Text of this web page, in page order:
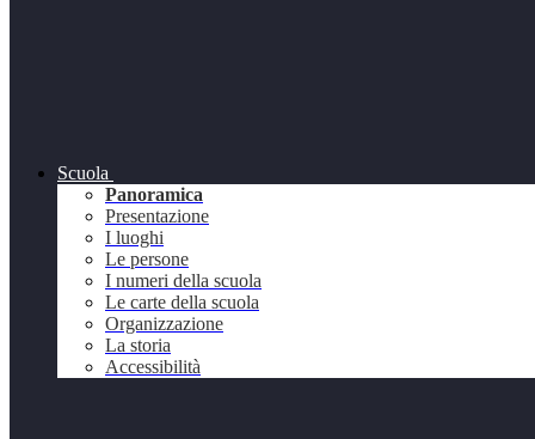
Scuola
Panoramica
Presentazione
I luoghi
Le persone
I numeri della scuola
Le carte della scuola
Organizzazione
La storia
Accessibilità